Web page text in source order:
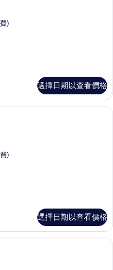
)
選擇日期以查看價格
迷你吧、客房內保險箱、書桌、遮光
)
選擇日期以查看價格
迷你吧、客房內保險箱、書桌、遮光